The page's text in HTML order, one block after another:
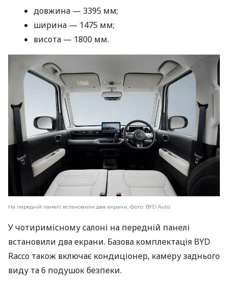
довжина — 3395 мм;
ширина — 1475 мм;
висота — 1800 мм.
На передній панелі встановили два екрани, Фото: BYD Auto
У чотиримісному салоні на передній панелі
встановили два екрани. Базова комплектація BYD
Racco також включає кондиціонер, камеру заднього
виду та 6 подушок безпеки.